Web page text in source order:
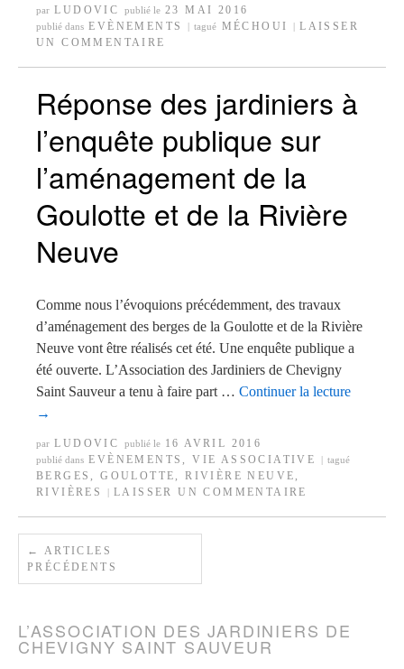
par LUDOVIC publié le 23 MAI 2016
publié dans EVÈNEMENTS tagué MÉCHOUI
LAISSER
UN COMMENTAIRE
Réponse des jardiniers à
l’enquête publique sur
l’aménagement de la
Goulotte et de la Rivière
Neuve
Comme nous l’évoquions précédemment, des travaux
d’aménagement des berges de la Goulotte et de la Rivière
Neuve vont être réalisés cet été. Une enquête publique a
été ouverte. L’Association des Jardiniers de Chevigny
Saint Sauveur a tenu à faire part … Continuer la lecture
→
par LUDOVIC publié le 16 AVRIL 2016
publié dans EVÈNEMENTS ,VIE ASSOCIATIVE tagué
BERGES ,GOULOTTE ,RIVIÈRE NEUVE ,
RIVIÈRES
LAISSER UN COMMENTAIRE
←
ARTICLES
PRÉCÉDENTS
L’ASSOCIATION DES JARDINIERS DE
CHEVIGNY SAINT SAUVEUR